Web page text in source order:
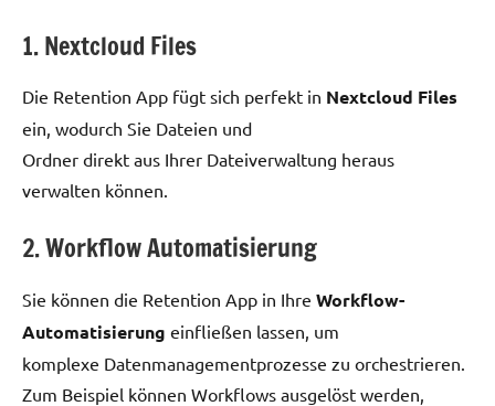
1. Nextcloud Files
Die Retention App fügt sich perfekt in Nextcloud Files
ein, wodurch Sie Dateien und
Ordner direkt aus Ihrer Dateiverwaltung heraus
verwalten können.
2. Workflow Automatisierung
Sie können die Retention App in Ihre Workflow-
Automatisierung einfließen lassen, um
komplexe Datenmanagementprozesse zu orchestrieren.
Zum Beispiel können Workflows ausgelöst werden,